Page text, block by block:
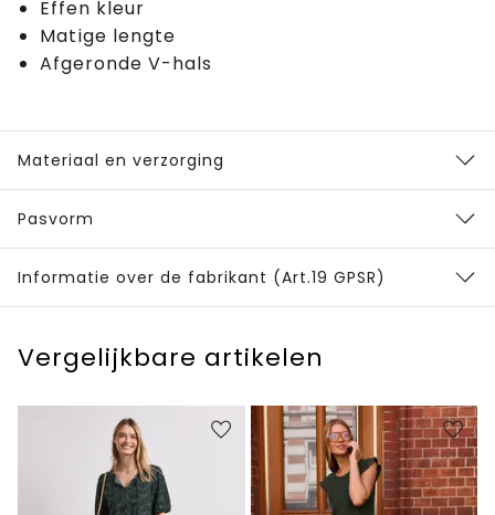
Effen kleur
Matige lengte
Afgeronde V-hals
Materiaal en verzorging
Pasvorm
Informatie over de fabrikant (Art.19 GPSR)
Vergelijkbare artikelen